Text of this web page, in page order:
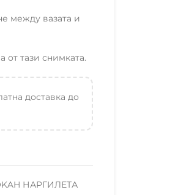
между вазата и
тази снимката.
доставка до
НАРГИЛЕТА